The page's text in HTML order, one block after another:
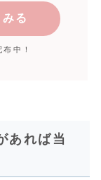
る
布中！
あれば当